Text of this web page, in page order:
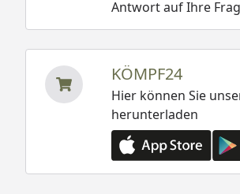
Antwort auf Ihre
KÖMPF24
Hier können Sie
herunterladen